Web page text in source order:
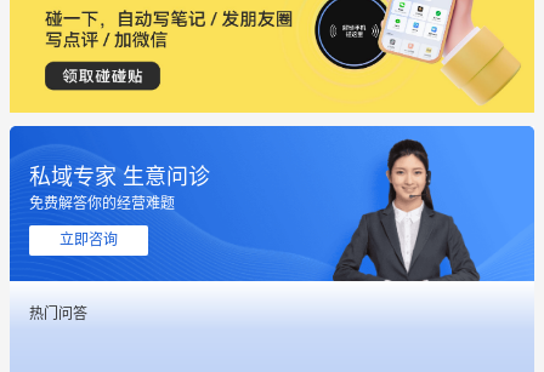
私域专家 生意问诊
免费解答你的经营难题
立即咨询
热门问答
这个营销策划案例推荐大家看一下
用有赞就能在微信、小红书同时经营了